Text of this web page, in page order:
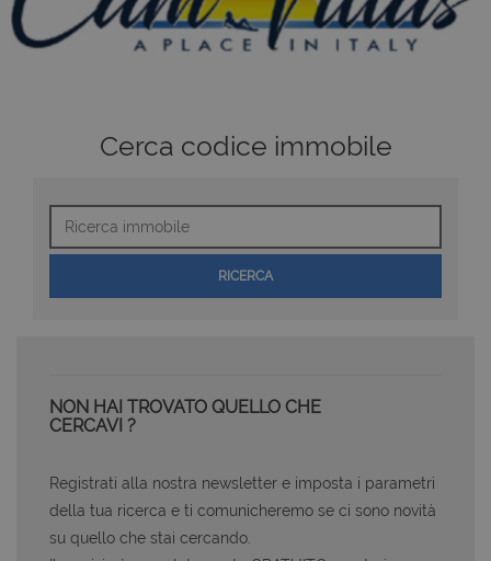
Cerca codice immobile
immobile
RICERCA
NON HAI TROVATO QUELLO CHE
CERCAVI ?
Registrati alla nostra newsletter e imposta i parametri
della tua ricerca e ti comunicheremo se ci sono novità
su quello che stai cercando.